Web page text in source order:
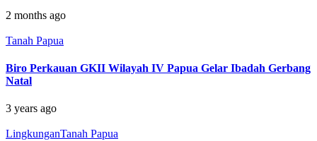
2 months ago
Tanah Papua
Biro Perkauan GKII Wilayah IV Papua Gelar Ibadah Gerbang
Natal
3 years ago
LingkunganTanah Papua